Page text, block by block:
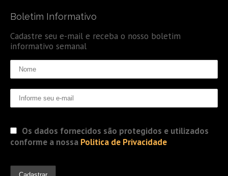
Boletim Informativo
Cadastre seu e-mail e receba o nosso boletim
informativo semanal
Os dados fornecidos são protegidos e utilizados
conforme a nossa Politica de Privacidade